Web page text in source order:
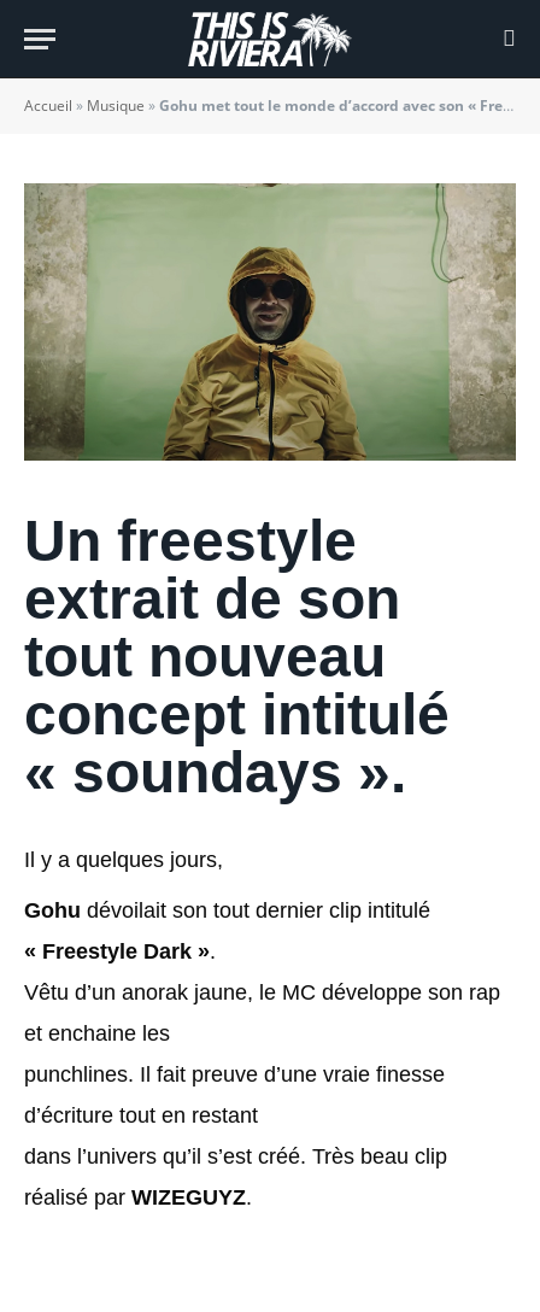
Accueil » Musique »Gohu met tout le monde d’accord avec son « Freestyle Dark »
BY JADE MORGANE BLOGGER 26/02/2021
Un freestyle
extrait de son
tout nouveau
concept intitulé
« soundays ».
Il y a quelques jours,
Gohu dévoilait son tout dernier clip intitulé
« Freestyle Dark ».
Vêtu d’un anorak jaune, le MC développe son rap
et enchaine les
punchlines. Il fait preuve d’une vraie finesse
d’écriture tout en restant
dans l’univers qu’il s’est créé. Très beau clip
réalisé par WIZEGUYZ.